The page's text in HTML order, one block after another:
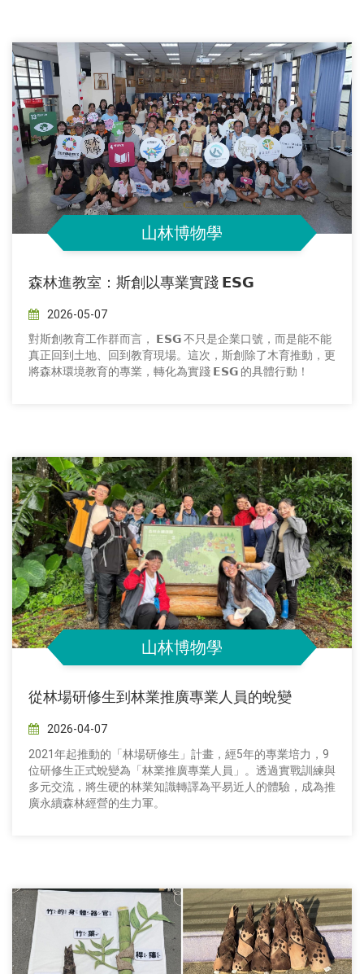
山林博物學
森林進教室：斯創以專業實踐 𝗘𝗦𝗚
2026-05-07
對斯創教育工作群而言， 𝗘𝗦𝗚 不只是企業口號，而是能不能
真正回到土地、回到教育現場。這次，斯創除了木育推動，更
將森林環境教育的專業，轉化為實踐 𝗘𝗦𝗚 的具體行動！
山林博物學
從林場研修生到林業推廣專業人員的蛻變
2026-04-07
2021年起推動的「林場研修生」計畫，經5年的專業培力，9
位研修生正式蛻變為「林業推廣專業人員」。透過實戰訓練與
多元交流，將生硬的林業知識轉譯為平易近人的體驗，成為推
廣永續森林經營的生力軍。